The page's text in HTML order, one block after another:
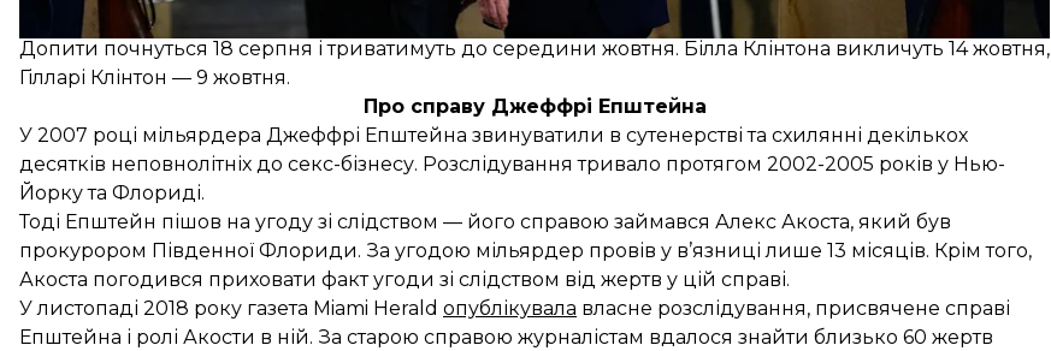
Допити почнуться 18 серпня і триватимуть до середини жовтня. Білла Клінтона викличуть 14 жовтня,
Гілларі Клінтон — 9 жовтня.
Про справу Джеффрі Епштейна
У 2007 році мільярдера Джеффрі Епштейна звинуватили в сутенерстві та схилянні декількох
десятків неповнолітніх до секс-бізнесу. Розслідування тривало протягом 2002-2005 років у Нью-
Йорку та Флориді.
Тоді Епштейн пішов на угоду зі слідством — його справою займався Алекс Акоста, який був
прокурором Південної Флориди. За угодою мільярдер провів у в’язниці лише 13 місяців. Крім того,
Акоста погодився приховати факт угоди зі слідством від жертв у цій справі.
У листопаді 2018 року газета Miami Herald опублікувала власне розслідування, присвячене справі
Епштейна і ролі Акости в ній. За старою справою журналістам вдалося знайти близько 60 жертв